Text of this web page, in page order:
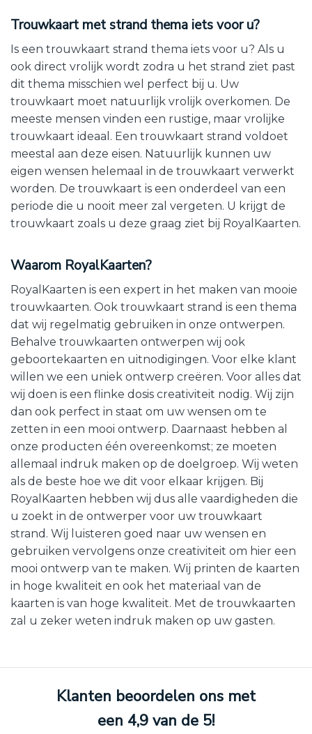
Trouwkaart met strand thema iets voor u?
Is een trouwkaart strand thema iets voor u? Als u
ook direct vrolijk wordt zodra u het strand ziet past
dit thema misschien wel perfect bij u. Uw
trouwkaart moet natuurlijk vrolijk overkomen. De
meeste mensen vinden een rustige, maar vrolijke
trouwkaart ideaal. Een trouwkaart strand voldoet
meestal aan deze eisen. Natuurlijk kunnen uw
eigen wensen helemaal in de trouwkaart verwerkt
worden. De trouwkaart is een onderdeel van een
periode die u nooit meer zal vergeten. U krijgt de
trouwkaart zoals u deze graag ziet bij RoyalKaarten.
Waarom RoyalKaarten?
RoyalKaarten is een expert in het maken van mooie
trouwkaarten. Ook trouwkaart strand is een thema
dat wij regelmatig gebruiken in onze ontwerpen.
Behalve trouwkaarten ontwerpen wij ook
geboortekaarten en uitnodigingen. Voor elke klant
willen we een uniek ontwerp creëren. Voor alles dat
wij doen is een flinke dosis creativiteit nodig. Wij zijn
dan ook perfect in staat om uw wensen om te
zetten in een mooi ontwerp. Daarnaast hebben al
onze producten één overeenkomst; ze moeten
allemaal indruk maken op de doelgroep. Wij weten
als de beste hoe we dit voor elkaar krijgen. Bij
RoyalKaarten hebben wij dus alle vaardigheden die
u zoekt in de ontwerper voor uw trouwkaart
strand. Wij luisteren goed naar uw wensen en
gebruiken vervolgens onze creativiteit om hier een
mooi ontwerp van te maken. Wij printen de kaarten
in hoge kwaliteit en ook het materiaal van de
kaarten is van hoge kwaliteit. Met de trouwkaarten
zal u zeker weten indruk maken op uw gasten.
Klanten beoordelen ons met
een 4,9 van de 5!